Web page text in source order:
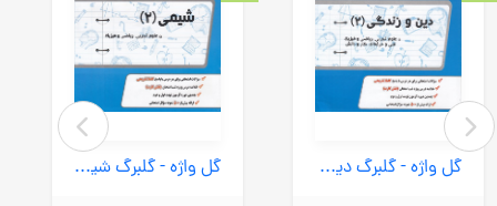
گل واژه - گلبرگ شیمی 2 یازدهم 99
گل واژه - گلبرگ دین و زندگی 2 یازدهم ریاضی تجربی فنی کاردانش 99